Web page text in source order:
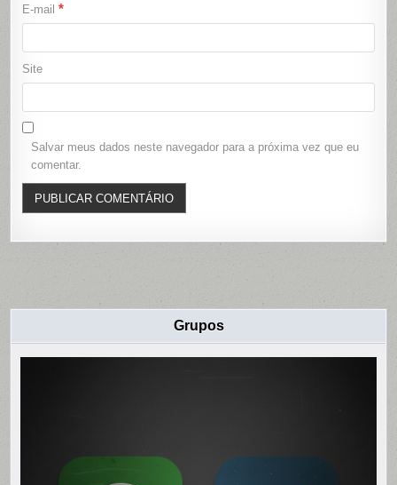
E-mail*
Site
Salvar meus dados neste navegador para a próxima vez que eu
comentar.
Grupos